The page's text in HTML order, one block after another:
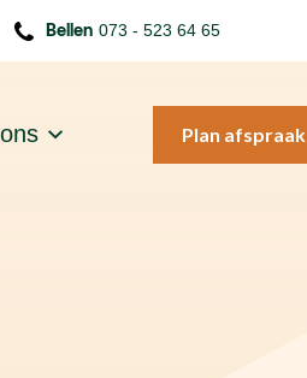
Bellen 073 - 523 64 65
Plan afspraak